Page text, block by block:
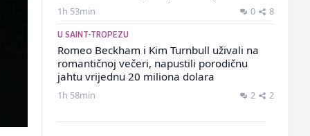
1h 53min 0 8
U SAINT-TROPEZU
Romeo Beckham i Kim Turnbull uživali na
romantičnoj večeri, napustili porodičnu
jahtu vrijednu 20 miliona dolara
1h 58min 2 2